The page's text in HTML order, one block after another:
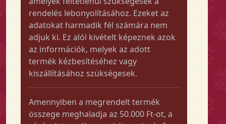
rendelés lebonyolításához. Ezeket az
adatokat harmadik fél számára nem
adjuk ki. Ez alól kivételt képeznek azok
az információk, melyek az adott
termék kézbesítéséhez vagy
kiszállításához szükségesek.
Amennyiben a megrendelt termék
összege meghaladja az 50.000 Ft-ot, a